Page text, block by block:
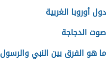
دول أوروبا الغربية
صوت الدجاجة
ما هو الفرق بين النبي والرسول